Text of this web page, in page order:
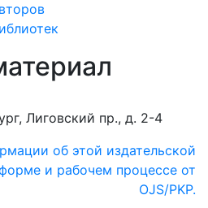
Лиговский пр., д. 2-4